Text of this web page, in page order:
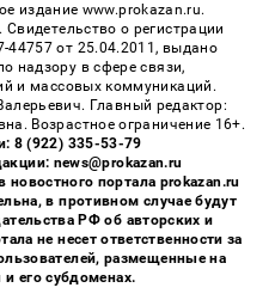
издание www.prokazan.ru.
о регистрации
от 25.04.2011, выдано
надзору в сфере связи,
и массовых коммуникаций.
Главный редактор:
Возрастное ограничение 16+.
8 (922) 335-53-79
news@prokazan.ru
портала prokazan.ru
в противном случае будут
РФ об авторских и
не несет ответственности за
размещенные на
и его субдоменах.